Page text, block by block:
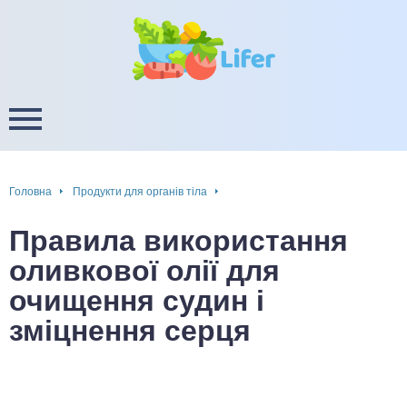
Головна Продукти для органів тіла
Правила використання
оливкової олії для
очищення судин і
зміцнення серця
ШКТ
/ звуження судин
енергії, уваги